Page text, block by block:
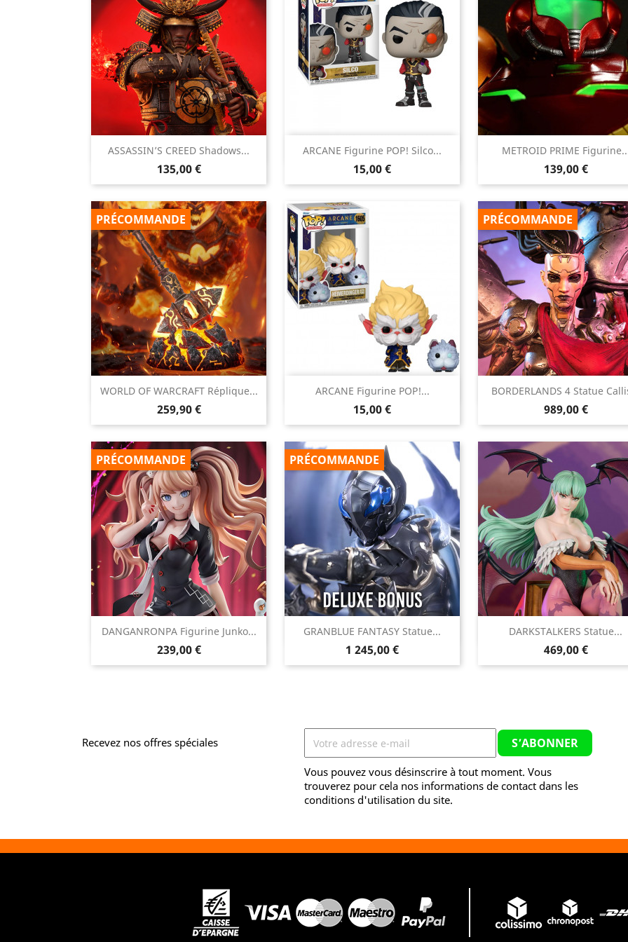
ASSASSIN’S CREED Shadows...
Prix
135,00 €
Aperçu rapide ARCANE Figurine POP! Silco...
Prix
15,00 €
Aperçu rapide METROID PRIME
Prix
139,00 €
Aperçu rapide
WORLD OF WARCRAFT Réplique...
Prix
259,90 €
PRÉCOMMANDE
Aperçu rapide ARCANE Figurine POP!...
Prix
15,00 €
Aperçu rapide BORDERLANDS 4 Statue
Prix
989,00 €
PRÉCOMMANDE
Aperçu rapide
DANGANRONPA Figurine Junko...
Prix
239,00 €
PRÉCOMMANDE
Aperçu rapide GRANBLUE FANTASY Statue...
Prix
1 245,00 €
PRÉCOMMANDE
Aperçu rapide DARKSTALKERS Statue...
Prix
469,00 €
Aperçu rapide
Recevez nos offres spéciales
Vous pouvez vous désinscrire à tout moment. Vous
trouverez pour cela nos informations de contact dans les
conditions d'utilisation du site.